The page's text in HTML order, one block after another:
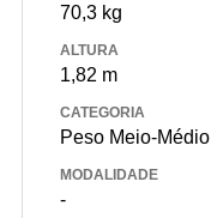
70,3 kg
ALTURA
1,82 m
CATEGORIA
Peso Meio-Médio
MODALIDADE
-